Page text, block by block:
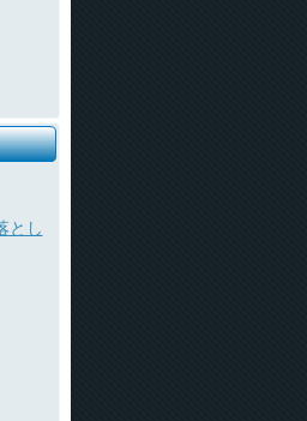
とし